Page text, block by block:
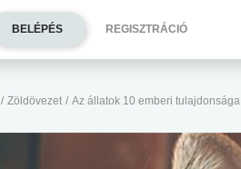
/ Zöldövezet / Az állatok 10 emberi tulajdonsága
BELÉPÉS REGISZTRÁCIÓ